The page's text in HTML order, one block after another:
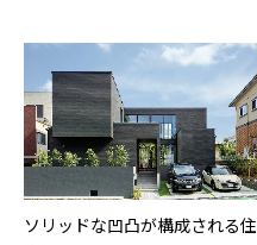
ソリッドな凹凸が構成される住